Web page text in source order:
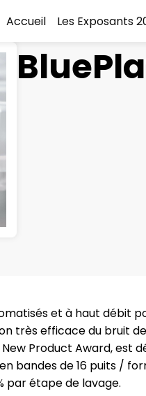
Accueil Les Exposants
et à haut débit
très efficace du bruit
New Product Award,
bandes de 16 puits /
par étape de lavage.